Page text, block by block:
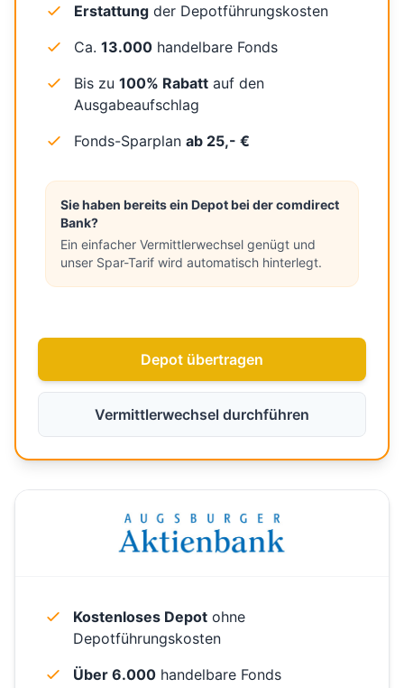
Erstattung der Depotführungskosten
Ca. 13.000 handelbare Fonds
Bis zu 100% Rabatt auf den
Ausgabeaufschlag
Fonds-Sparplan ab 25,- €
Sie haben bereits ein Depot bei der comdirect
Bank?
Ein einfacher Vermittlerwechsel genügt und
unser Spar-Tarif wird automatisch hinterlegt.
Depot übertragen
Vermittlerwechsel durchführen
Kostenloses Depot ohne
Depotführungskosten
Über 6.000 handelbare Fonds